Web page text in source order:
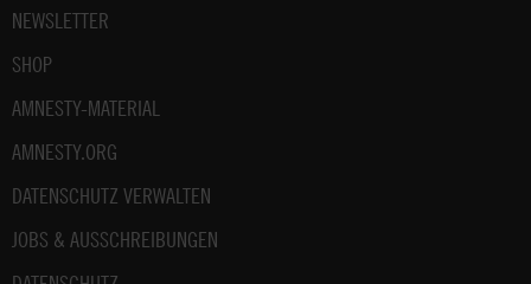
NEWSLETTER
SHOP
AMNESTY-MATERIAL
AMNESTY.ORG
DATENSCHUTZ VERWALTEN
JOBS & AUSSCHREIBUNGEN